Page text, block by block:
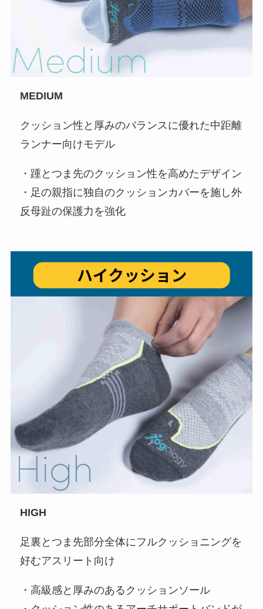
MEDIUM
クッション性と厚みのバランスに優れた中距離
ランナー向けモデル
・踵とつま先のクッション性を高めたデザイン
・足の親指に独自のクッションカバーを施し外
反母趾の保護力を強化
HIGH
足裏とつま先部分全体にフルクッショニングを
好むアスリート向け
・高級感と厚みのあるクッションソール